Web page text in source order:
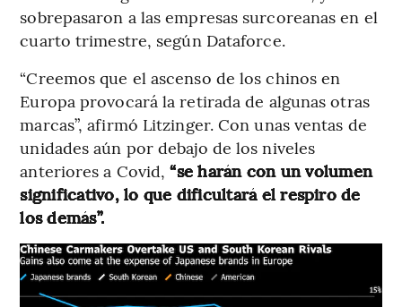
sobrepasaron a las empresas surcoreanas en el
cuarto trimestre, según Dataforce.
“Creemos que el ascenso de los chinos en
Europa provocará la retirada de algunas otras
marcas”, afirmó Litzinger. Con unas ventas de
unidades aún por debajo de los niveles
anteriores a Covid,“se harán con un volumen
significativo, lo que dificultará el respiro de
los demás”.